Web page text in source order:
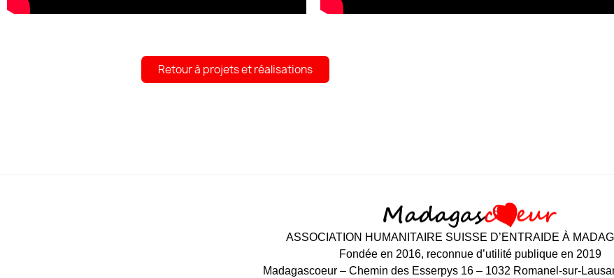
Retour à projets et réalisations
ASSOCIATION HUMANITAIRE SUISSE D’ENTRAIDE À
Fondée en 2016, reconnue d’utilité publique en 2019
Madagascoeur – Chemin des Esserpys 16 – 1032 Romanel-sur-